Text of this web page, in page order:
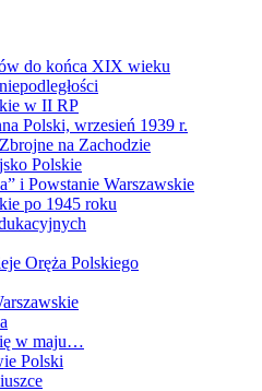
do końca XIX wieku
w II RP
Polski, wrzesień 1939 r.
na Zachodzie
Polskie
i Powstanie Warszawskie
po 1945 roku
Oręża Polskiego
w maju…
Polski